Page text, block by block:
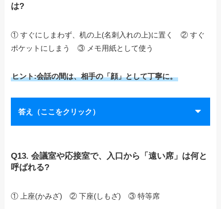
は?
① すぐにしまわず、机の上(名刺入れの上)に置く ② すぐ
ポケットにしまう ③ メモ用紙として使う
ヒント:会話の間は、相手の「顔」として丁寧に。
答え（ここをクリック）
Q13. 会議室や応接室で、入口から「遠い席」は何と
呼ばれる?
① 上座(かみざ) ② 下座(しもざ) ③ 特等席